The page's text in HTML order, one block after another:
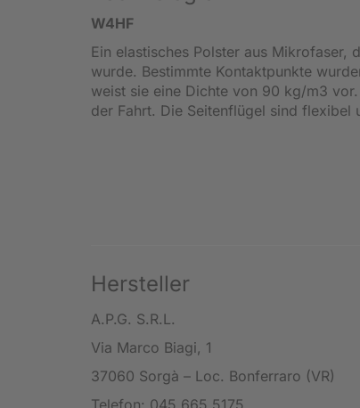
W4HF
Ein elastisches Polster aus Mikrofaser,
wurde. Bestimmte Kontaktpunkte
weist sie eine Dichte von 90 kg/m3
der Fahrt. Die Seitenflügel sind flexibel
Hersteller
A.P.G. S.R.L.
Via Marco Biagi, 1
37060 Sorgà – Loc. Bonferraro (VR)
Telefon: 045 665 5175